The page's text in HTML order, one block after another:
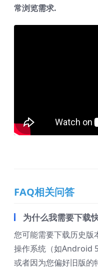
常浏览需求.
FAQ相关问答
为什么我需要下载
您可能需要下载历史版
操作系统（如Android
或者因为您偏好旧版的